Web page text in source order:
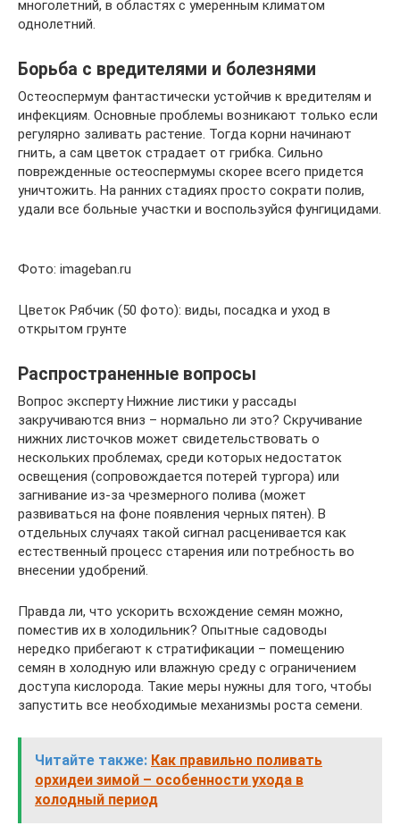
многолетний, в областях с умеренным климатом
однолетний.
Борьба с вредителями и болезнями
Остеоспермум фантастически устойчив к вредителям и
инфекциям. Основные проблемы возникают только если
регулярно заливать растение. Тогда корни начинают
гнить, а сам цветок страдает от грибка. Сильно
поврежденные остеоспермумы скорее всего придется
уничтожить. На ранних стадиях просто сократи полив,
удали все больные участки и воспользуйся фунгицидами.
Фото: imageban.ru
Цветок Рябчик (50 фото): виды, посадка и уход в
открытом грунте
Распространенные вопросы
Вопрос эксперту Нижние листики у рассады
закручиваются вниз – нормально ли это? Скручивание
нижних листочков может свидетельствовать о
нескольких проблемах, среди которых недостаток
освещения (сопровождается потерей тургора) или
загнивание из-за чрезмерного полива (может
развиваться на фоне появления черных пятен). В
отдельных случаях такой сигнал расценивается как
естественный процесс старения или потребность во
внесении удобрений.
Правда ли, что ускорить всхождение семян можно,
поместив их в холодильник? Опытные садоводы
нередко прибегают к стратификации – помещению
семян в холодную или влажную среду с ограничением
доступа кислорода. Такие меры нужны для того, чтобы
запустить все необходимые механизмы роста семени.
Читайте также: Как правильно поливать
орхидеи зимой – особенности ухода в
холодный период